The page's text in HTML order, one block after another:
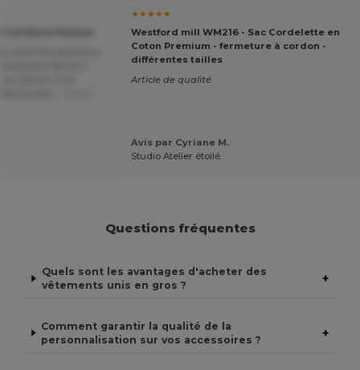
★★★★★
Westford mill WM216 - Sac Cordelette en
Coton Premium - fermeture à cordon -
différentes tailles
Article de qualité
Avis par Cyriane M.
Studio Atelier étoilé
Questions fréquentes
Quels sont les avantages d'acheter des
vêtements unis en gros ?
+
Comment garantir la qualité de la
personnalisation sur vos accessoires ?
+